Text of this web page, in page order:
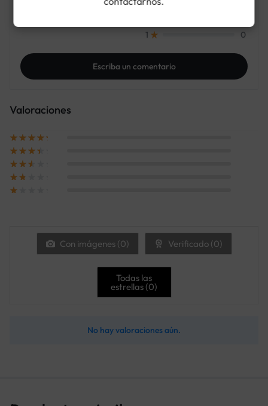
1
0
Escriba un comentario
Valoraciones
Con imágenes (0) Verificado (0)
Todas las
estrellas (0)
No hay valoraciones aún.